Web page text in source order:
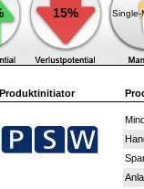
15% Single-